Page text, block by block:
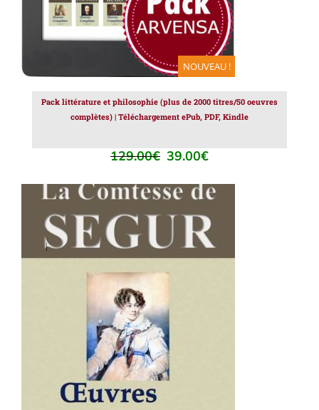
NOUVEAU !
Pack littérature et philosophie (plus de 2000 titres/50 oeuvres
complètes) | Téléchargement ePub, PDF, Kindle
129.00€ Le
initial
129.00€.
39.00€Le
actuel
39.00€.
AJOUTER AU PANIER / DÉTAILS